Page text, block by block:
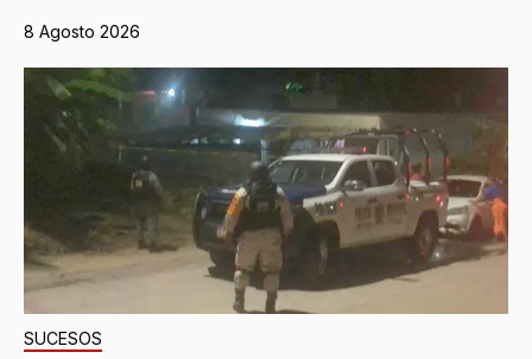
8 Agosto 2026
SUCESOS